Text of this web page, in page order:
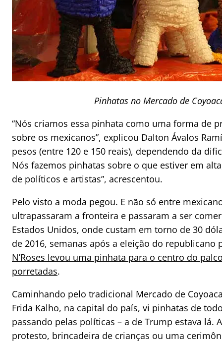
Pinhatas no Mercado de
“Nós criamos essa pinhata como uma forma de
sobre os mexicanos”, explicou Dalton Ávalos
pesos (entre 120 e 150 reais), dependendo da
Nós fazemos pinhatas sobre o que estiver em
de políticos e artistas”, acrescentou.
Pelo visto a moda pegou. E não só entre
ultrapassaram a fronteira e passaram a ser
Estados Unidos, onde custam em torno de 30
de 2016, semanas após a eleição do republicano
N’Roses levou uma pinhata para o centro do
porretadas.
Caminhando pelo tradicional Mercado de
Frida Kalho, na capital do país, vi pinhatas de
passando pelas políticas – a de Trump estava lá.
protesto, brincadeira de crianças ou uma